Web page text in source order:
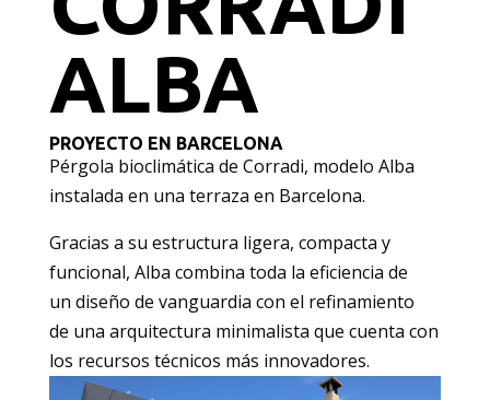
ALBA
PROYECTO EN BARCELONA
Pérgola bioclimática de Corradi, modelo Alba
instalada en una terraza en Barcelona.
Gracias a su estructura ligera, compacta y
funcional, Alba combina toda la eficiencia de
un diseño de vanguardia con el refinamiento
de una arquitectura minimalista que cuenta con
los recursos técnicos más innovadores.